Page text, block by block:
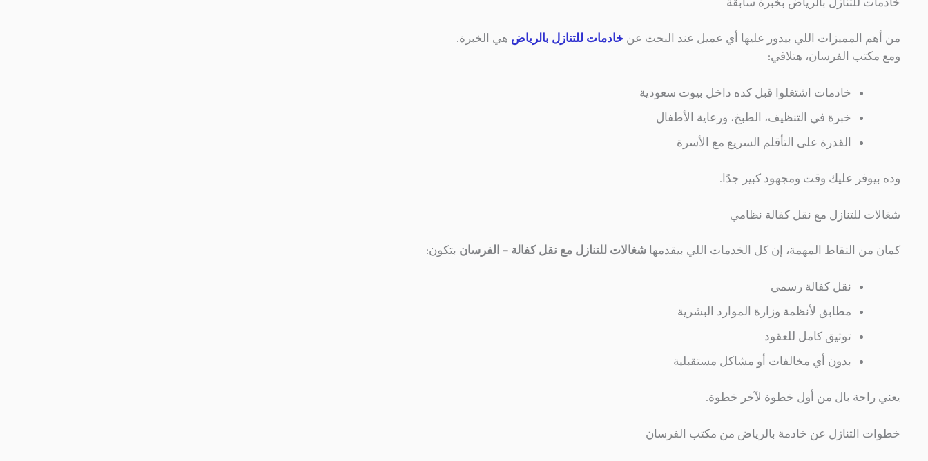
من أهم المميزات اللي بيدور عليها أي عميل عند البحث عن خادمات للتنازل بالرياض هي الخبرة.
ومع مكتب الفرسان، هتلاقي:
خادمات اشتغلوا قبل كده داخل بيوت سعودية
خبرة في التنظيف، الطبخ، ورعاية الأطفال
القدرة على التأقلم السريع مع الأسرة
وده بيوفر عليك وقت ومجهود كبير جدًا.
شغالات للتنازل مع نقل كفالة نظامي
كمان من النقاط المهمة، إن كل الخدمات اللي بيقدمها شغالات للتنازل مع نقل كفالة – الفرسان بتكون:
نقل كفالة رسمي
مطابق لأنظمة وزارة الموارد البشرية
توثيق كامل للعقود
بدون أي مخالفات أو مشاكل مستقبلية
يعني راحة بال من أول خطوة لآخر خطوة.
خطوات التنازل عن خادمة بالرياض من مكتب الفرسان